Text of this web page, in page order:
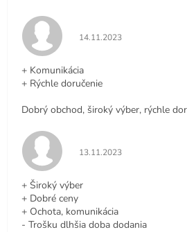
Hodnotenie obchodu je 5
14.11.2023
+ Komunikácia
+ Rýchle doručenie
Dobrý obchod, široký výber, rýchle
Hodnotenie obchodu je 5
13.11.2023
+ Široký výber
+ Dobré ceny
+ Ochota, komunikácia
- Trošku dlhšia doba dodania